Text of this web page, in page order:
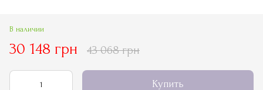
В наличии
30 148 грн 43 068 грн
Купить